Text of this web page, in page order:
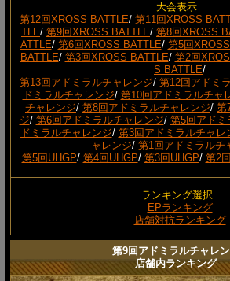
大会表示
第12回XROSS BATTLE/ 第11回XROSS
TLE/ 第9回XROSS BATTLE/ 第8回XROSS
ATTLE/ 第6回XROSS BATTLE/ 第5回
BATTLE/ 第3回XROSS BATTLE/ 第2回
S BATTLE/
第13回アドミラルチャレンジ/ 第12回アドミ
ドミラルチャレンジ/ 第10回アドミラルチャ
チャレンジ/ 第8回アドミラルチャレンジ/ 第
ジ/ 第6回アドミラルチャレンジ/ 第5回アドミ
ドミラルチャレンジ/ 第3回アドミラルチャレ
ャレンジ/ 第1回アドミラルチ
第5回UHGP/ 第4回UHGP/ 第3回UHGP/ 第2
ランキング選択
EPランキング
店舗対抗ランキング
第9回アドミラルチャレ
店舗内ランキング